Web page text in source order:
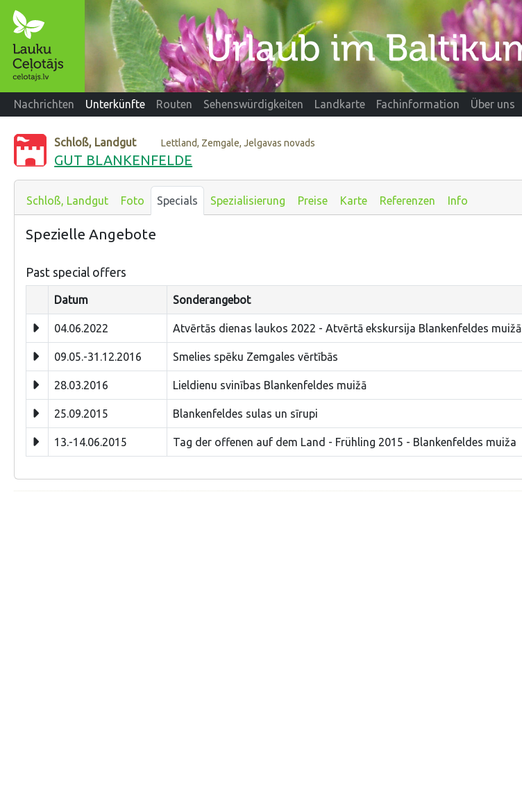
Nachrichten Unterkünfte Routen Sehenswürdigkeiten Landkarte Fachinformation Über uns
Schloß, Landgut Lettland, Zemgale, Jelgavas novads
GUT BLANKENFELDE
Schloß, Landgut Foto Specials Spezialisierung Preise Karte Referenzen Info
Spezielle Angebote
Past special offers
Datum Sonderangebot
04.06.2022 Atvērtās dienas laukos 2022 - Atvērtā ekskursija Blankenfeldes muižā.
09.05.-31.12.2016 Smelies spēku Zemgales vērtībās
28.03.2016 Lieldienu svinības Blankenfeldes muižā
25.09.2015 Blankenfeldes sulas un sīrupi
13.-14.06.2015 Tag der offenen auf dem Land - Frühling 2015 - Blankenfeldes muiža